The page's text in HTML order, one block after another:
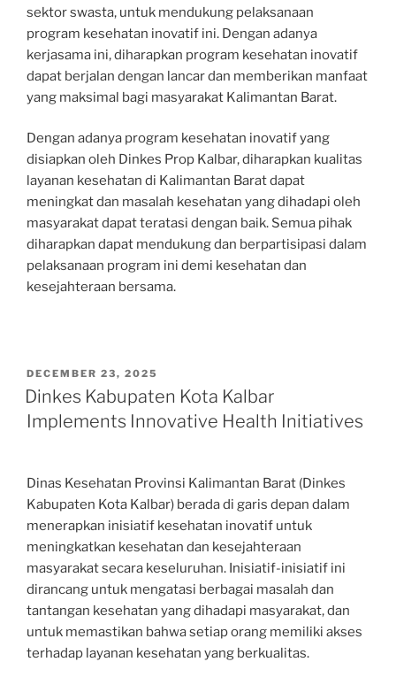
sektor swasta, untuk mendukung pelaksanaan
program kesehatan inovatif ini. Dengan adanya
kerjasama ini, diharapkan program kesehatan inovatif
dapat berjalan dengan lancar dan memberikan manfaat
yang maksimal bagi masyarakat Kalimantan Barat.
Dengan adanya program kesehatan inovatif yang
disiapkan oleh Dinkes Prop Kalbar, diharapkan kualitas
layanan kesehatan di Kalimantan Barat dapat
meningkat dan masalah kesehatan yang dihadapi oleh
masyarakat dapat teratasi dengan baik. Semua pihak
diharapkan dapat mendukung dan berpartisipasi dalam
pelaksanaan program ini demi kesehatan dan
kesejahteraan bersama.
POSTED
ON
DECEMBER 23, 2025
Dinkes Kabupaten Kota Kalbar
Implements Innovative Health Initiatives
Dinas Kesehatan Provinsi Kalimantan Barat (Dinkes
Kabupaten Kota Kalbar) berada di garis depan dalam
menerapkan inisiatif kesehatan inovatif untuk
meningkatkan kesehatan dan kesejahteraan
masyarakat secara keseluruhan. Inisiatif-inisiatif ini
dirancang untuk mengatasi berbagai masalah dan
tantangan kesehatan yang dihadapi masyarakat, dan
untuk memastikan bahwa setiap orang memiliki akses
terhadap layanan kesehatan yang berkualitas.